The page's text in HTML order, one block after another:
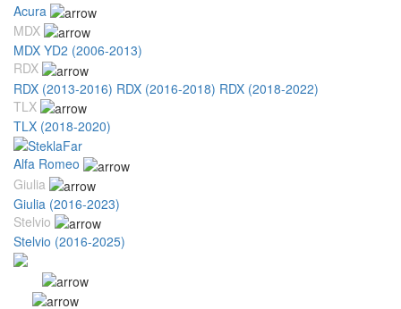
Acura
MDX
MDX YD2 (2006-2013)
RDX
RDX (2013-2016) RDX (2016-2018) RDX (2018-2022)
TLX
TLX (2018-2020)
Alfa Romeo
Giulia
Giulia (2016-2023)
Stelvio
Stelvio (2016-2025)